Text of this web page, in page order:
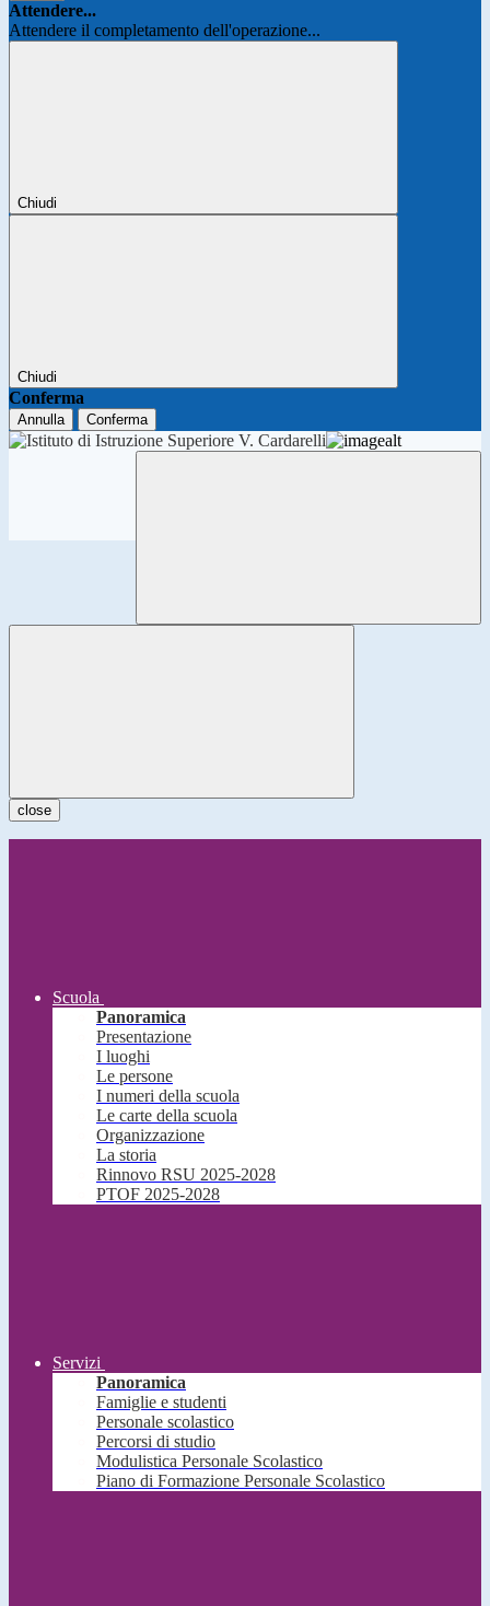
Attendere...
Attendere il completamento dell'operazione...
Chiudi
Chiudi
Conferma
Annulla Conferma
close
Scuola
Panoramica
Presentazione
I luoghi
Le persone
I numeri della scuola
Le carte della scuola
Organizzazione
La storia
Rinnovo RSU 2025-2028
PTOF 2025-2028
Servizi
Panoramica
Famiglie e studenti
Personale scolastico
Percorsi di studio
Modulistica Personale Scolastico
Piano di Formazione Personale Scolastico